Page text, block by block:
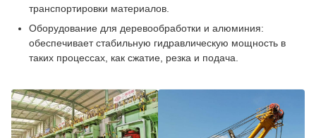
транспортировки материалов.
Оборудование для деревообработки и алюминия:
обеспечивает стабильную гидравлическую мощность в
таких процессах, как сжатие, резка и подача.